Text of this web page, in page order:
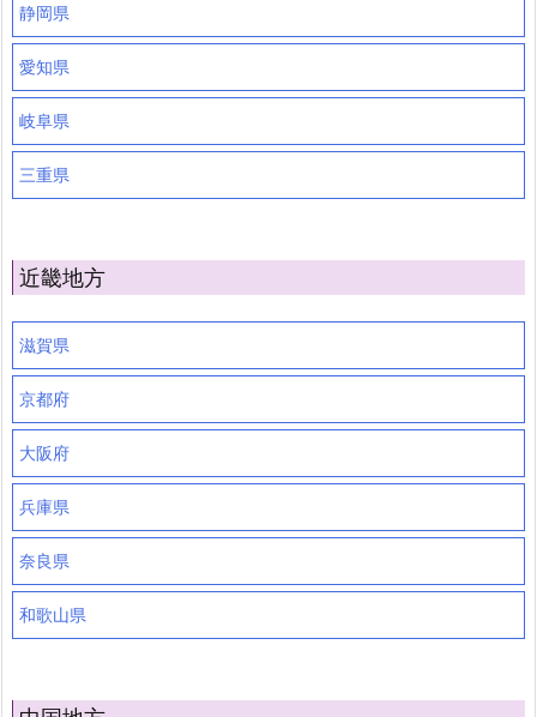
静岡県
愛知県
岐阜県
三重県
近畿地方
滋賀県
京都府
大阪府
兵庫県
奈良県
和歌山県